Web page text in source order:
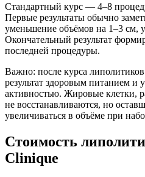
Стандартный курс — 4–8
Первые результаты обычно
уменьшение объёмов на 1–3 см,
Окончательный результат
последней процедуры.
Важно: после курса
результат здоровым питанием и
активностью. Жировые клетки,
не восстанавливаются, но
увеличиваться в объёме при
Стоимость
Clinique